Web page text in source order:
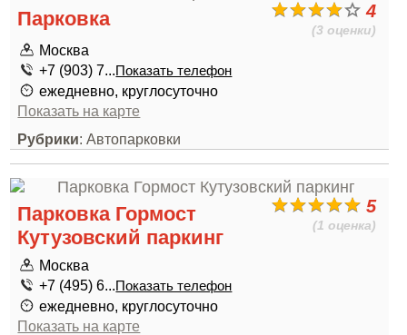
4
(3 оценки)
Парковка
Москва
+7 (903) 7...Показать телефон
ежедневно, круглосуточно
Показать на карте
Рубрики: Автопарковки
5
(1 оценка)
Парковка Гормост
Кутузовский паркинг
Москва
+7 (495) 6...Показать телефон
ежедневно, круглосуточно
Показать на карте